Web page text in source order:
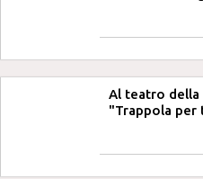
Al teatro della
"Trappola per